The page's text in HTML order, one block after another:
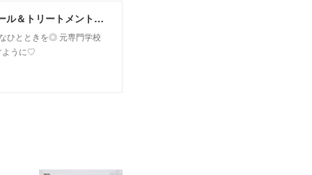
MoonLeaf sapporo / 札幌市東区の100種類以上の香りが楽しめるアロマスクール＆トリートメントサロン
ひとときを◎ 元専門学校
ように♡